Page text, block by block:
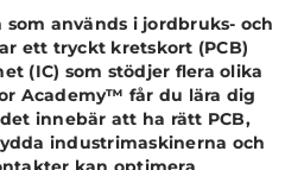
används i jordbruks- och
ett tryckt kretskort (PCB)
(IC) som stödjer flera olika
Academy™ får du lära dig
innebär att ha rätt PCB,
industrimaskinerna och